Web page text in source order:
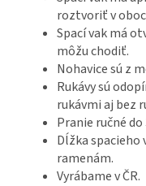
roztvoriť v
Spací vak má
môžu chodiť.
Nohavice sú z
Rukávy sú
rukávmi aj bez
Pranie ručné do
Dĺžka spacieho
ramenám.
Vyrábame v ČR.